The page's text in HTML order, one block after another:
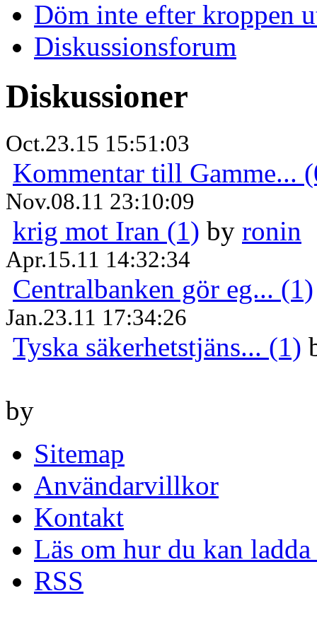
Döm inte efter kroppen
Diskussionsforum
Diskussioner
Oct.23.15 15:51:03
Kommentar till Gamme...
Nov.08.11 23:10:09
krig mot Iran (1) by ronin
Apr.15.11 14:32:34
Centralbanken gör eg... (1)
Jan.23.11 17:34:26
Tyska säkerhetstjäns... (1)
by
Sitemap
Användarvillkor
Kontakt
Läs om hur du kan
RSS